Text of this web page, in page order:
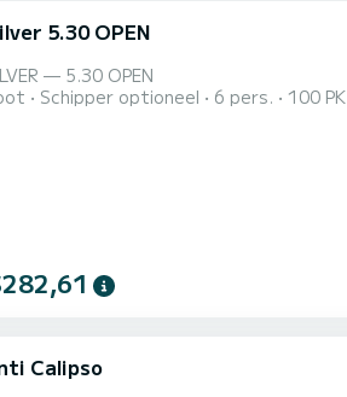
5.30 OPEN
— 5.30 OPEN
Schipper optioneel 6 pers. 100 PK
Calipso